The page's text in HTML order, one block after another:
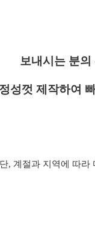
보내시는 분
정성껏 제작하여
단, 계절과 지역에 따라